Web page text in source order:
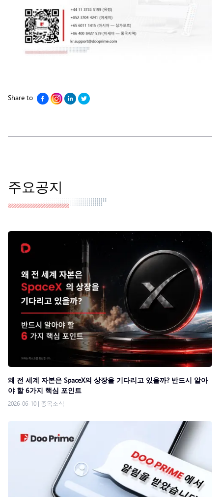
Share to
주요공지
왜 전 세계 자본은 SpaceX의 상장을 기다리고 있을까? 반드시 알아
야 할 6가지 핵심 포인트
2026-06-10 | 종목소식